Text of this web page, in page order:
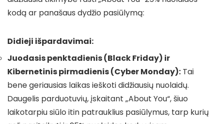
kodą ar panašaus dydžio pasiūlymą:
Didieji išpardavimai:
Juodasis penktadienis (Black Friday) ir
Kibernetinis pirmadienis (Cyber Monday): Tai
bene geriausias laikas ieškoti didžiausių nuolaidų.
Daugelis parduotuvių, įskaitant „About You“, šiuo
laikotarpiu siūlo itin patrauklius pasiūlymus, tarp kurių